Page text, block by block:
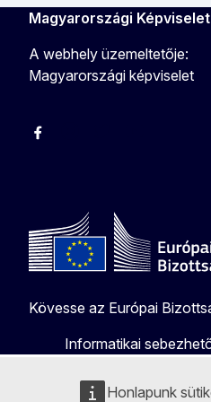
Honlapunk
Magyarországi
A webhely üzemeltetője:
Magyarországi képviselet
Facebook
Kövesse az Európai
Informatikai